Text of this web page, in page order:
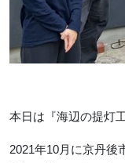
本日は『海辺の提灯
2021年10月に京丹後